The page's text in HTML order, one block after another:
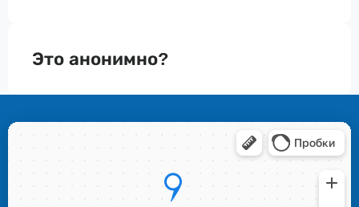
Это анонимно?